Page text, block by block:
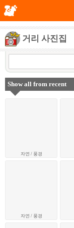
거리 사진집
Show all from recent
자연 / 풍경
자연 / 풍경